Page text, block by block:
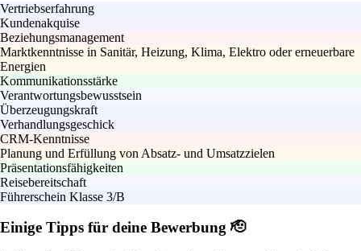
Vertriebserfahrung
Kundenakquise
Beziehungsmanagement
Marktkenntnisse in Sanitär, Heizung, Klima, Elektro oder erneuerbare
Energien
Kommunikationsstärke
Verantwortungsbewusstsein
Überzeugungskraft
Verhandlungsgeschick
CRM-Kenntnisse
Planung und Erfüllung von Absatz- und Umsatzzielen
Präsentationsfähigkeiten
Reisebereitschaft
Führerschein Klasse 3/B
Einige Tipps für deine Bewerbung 🫡